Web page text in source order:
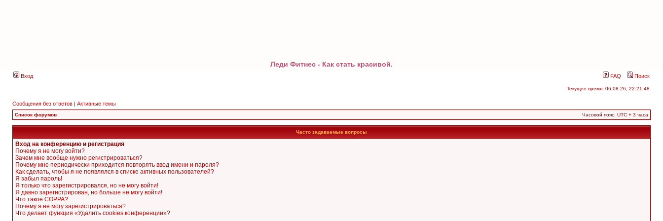
Леди Фитнес - Как стать красивой.
Вход FAQ Поиск
Текущее время: 06.08.26, 22:21:48
Сообщения без ответов | Активные темы
Список форумов Часовой пояс: UTC + 3 часа
Часто задаваемые вопросы
Вход на конференцию и регистрация
Почему я не могу войти?
Зачем мне вообще нужно регистрироваться?
Почему мне периодически приходится повторять ввод имени и пароля?
Как сделать, чтобы я не появлялся в списке активных пользователей?
Я забыл пароль!
Я только что зарегистрировался, но не могу войти!
Я давно зарегистрирован, но больше не могу войти!
Что такое COPPA?
Почему я не могу зарегистрироваться?
Что делает функция «Удалить cookies конференции»?